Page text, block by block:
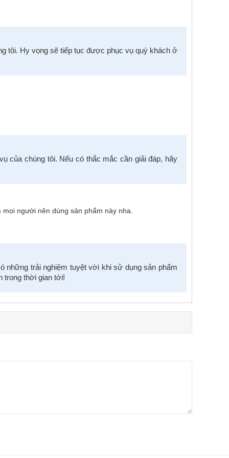
tôi. Hy vọng sẽ tiếp tục được phục vụ quý khách ở
của chúng tôi. Nếu có thắc mắc cần giải đáp, hãy
người nên dùng sản phẩm này nha.
những trải nghiệm tuyệt vời khi sử dụng sản phẩm
trong thời gian tới!